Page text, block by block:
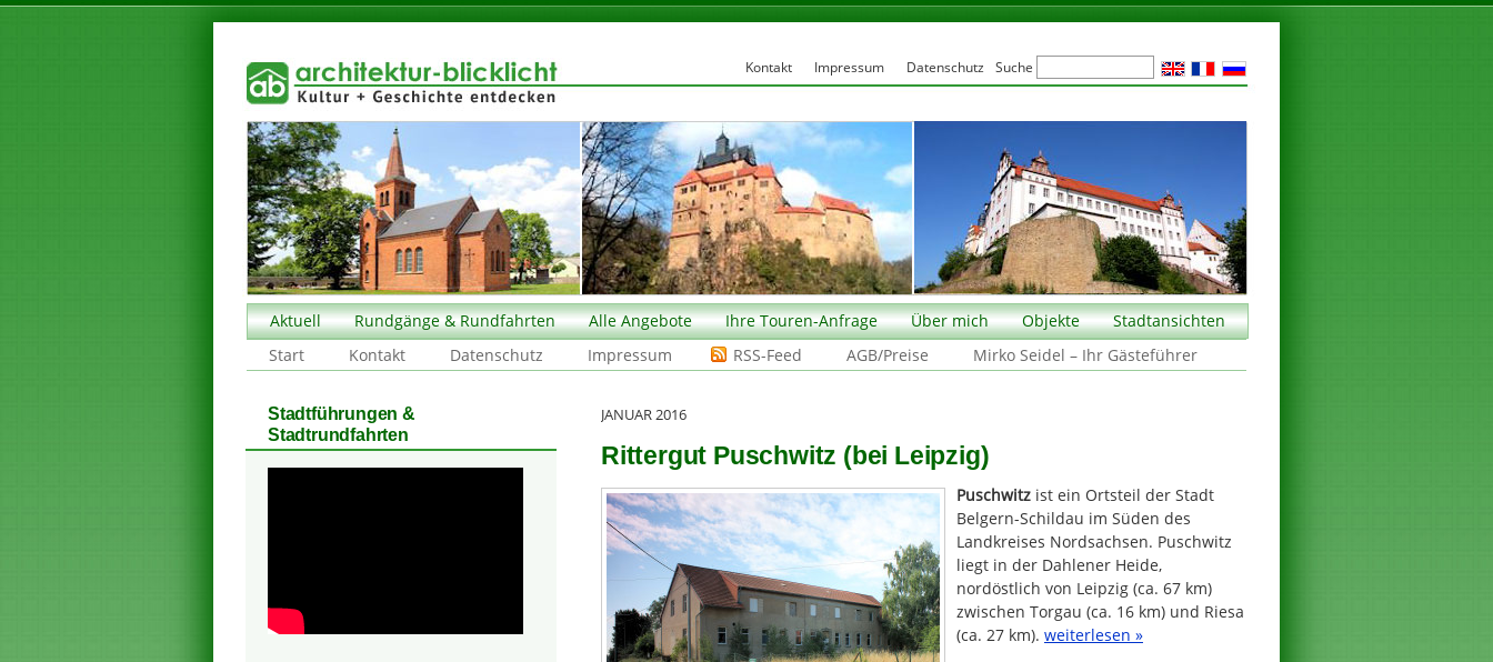
Aktuell Rundgänge & Rundfahrten Alle Angebote Ihre Touren-Anfrage Über mich Objekte
Stadtansichten
Start
Kontakt Datenschutz Impressum RSS-Feed AGB/Preise Mirko Seidel – Ihr Gästeführer
JANUAR 2016
Rittergut Puschwitz (bei Leipzig)
Puschwitz ist ein Ortsteil der Stadt
Belgern-Schildau im Süden des
Landkreises Nordsachsen. Puschwitz
liegt in der Dahlener Heide,
nordöstlich von Leipzig (ca. 67 km)
zwischen Torgau (ca. 16 km) und Riesa
(ca. 27 km). weiterlesen »
Stadtführungen &
Stadtrundfahrten
Kontakt Impressum Datenschutz Suche